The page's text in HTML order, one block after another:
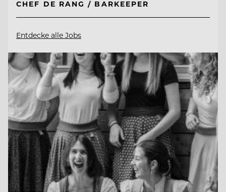
CHEF DE RANG / BARKEEPER
Entdecke alle Jobs